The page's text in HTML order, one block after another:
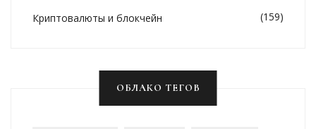
Криптовалюты и блокчейн (159)
ОБЛАКО ТЕГОВ